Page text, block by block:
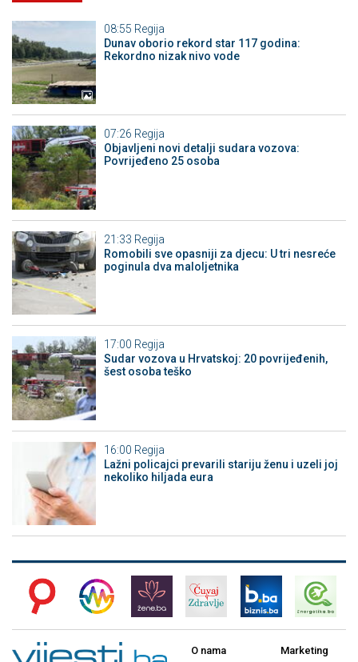
08:55 Regija
Dunav oborio rekord star 117 godina:
Rekordno nizak nivo vode
07:26 Regija
Objavljeni novi detalji sudara vozova:
Povrijeđeno 25 osoba
21:33 Regija
Romobili sve opasniji za djecu: U tri nesreće
poginula dva maloljetnika
17:00 Regija
Sudar vozova u Hrvatskoj: 20 povrijeđenih,
šest osoba teško
16:00 Regija
Lažni policajci prevarili stariju ženu i uzeli joj
nekoliko hiljada eura
O nama Marketing